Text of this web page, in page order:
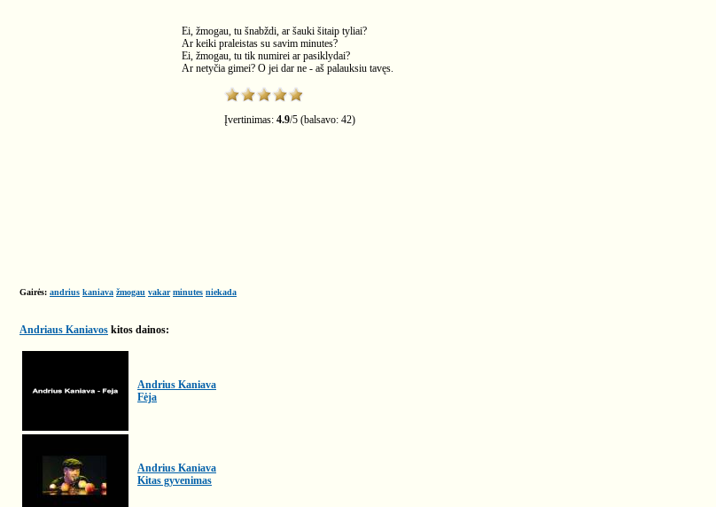
Ei, žmogau, tu šnabždi, ar šauki šitaip tyliai?
Ar keiki praleistas su savim minutes?
Ei, žmogau, tu tik numirei ar pasiklydai?
Ar netyčia gimei? O jei dar ne - aš palauksiu tavęs.
Įvertinimas: 4.9/5 (balsavo: 42)
Gairės: andrius kaniava žmogau vakar minutes niekada
Andriaus Kaniavos kitos dainos:
Andrius Kaniava
Fėja
Andrius Kaniava
Kitas gyvenimas